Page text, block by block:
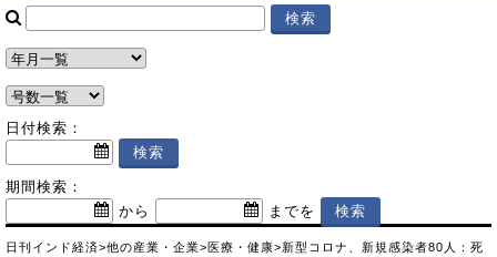
日付検索：
期間検索：
から
までを
日刊インド経済>他の産業・企業>医療・健康>新型コロナ、新規感染者80人：死